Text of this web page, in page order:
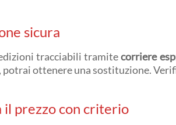
sicura
tracciabili tramitecorriere
potrai ottenere una sostituzione.
il prezzo con criterio